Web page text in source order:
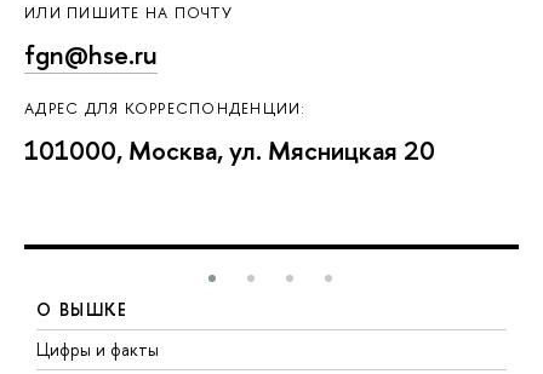
ИЛИ ПИШИТЕ НА ПОЧТУ
fgn@hse.ru
АДРЕС ДЛЯ КОРРЕСПОНДЕНЦИИ:
101000, Москва, ул. Мясницкая 20
О ВЫШКЕ
Цифры и факты